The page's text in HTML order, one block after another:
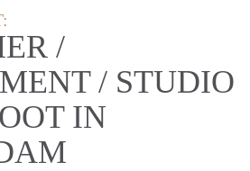
/
/ STUDIO
IN